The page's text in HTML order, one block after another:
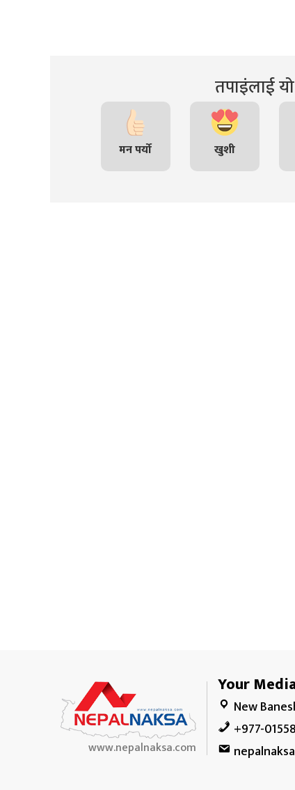
तपाइंलाई
मन पर्यो खुशी
www.nepalnaksa.com
Your
New
+977-